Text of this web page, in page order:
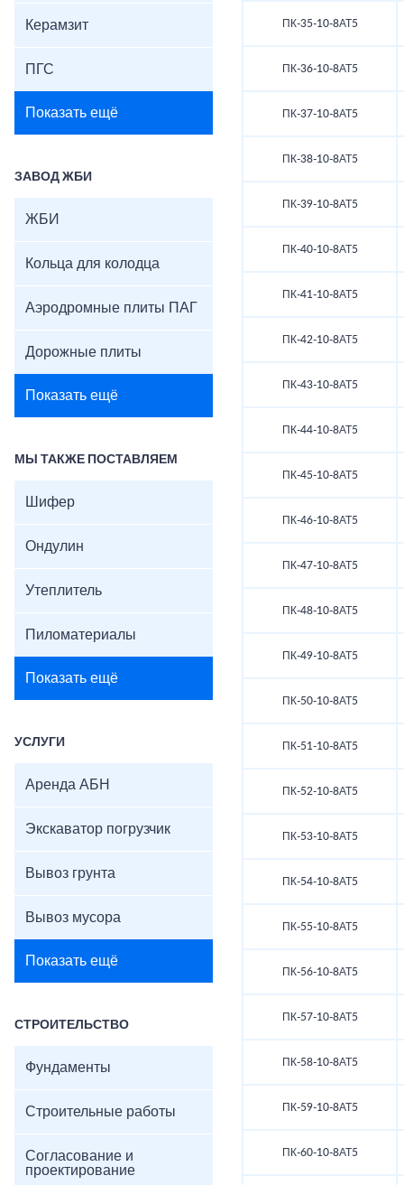
Керамзит
ПГС
Показать ещё
ЗАВОД ЖБИ
ЖБИ
Кольца для колодца
Аэродромные плиты ПАГ
Дорожные плиты
Показать ещё
МЫ ТАКЖЕ ПОСТАВЛЯЕМ
Шифер
Ондулин
Утеплитель
Пиломатериалы
Показать ещё
УСЛУГИ
Аренда АБН
Экскаватор погрузчик
Вывоз грунта
Вывоз мусора
Показать ещё
СТРОИТЕЛЬСТВО
Фундаменты
Строительные работы
Согласование и
проектирование
ПК-35-10-8АТ5
ПК-36-10-8АТ5
ПК-37-10-8АТ5
ПК-38-10-8АТ5
ПК-39-10-8АТ5
ПК-40-10-8АТ5
ПК-41-10-8АТ5
ПК-42-10-8АТ5
ПК-43-10-8АТ5
ПК-44-10-8АТ5
ПК-45-10-8АТ5
ПК-46-10-8АТ5
ПК-47-10-8АТ5
ПК-48-10-8АТ5
ПК-49-10-8АТ5
ПК-50-10-8АТ5
ПК-51-10-8АТ5
ПК-52-10-8АТ5
ПК-53-10-8АТ5
ПК-54-10-8АТ5
ПК-55-10-8АТ5
ПК-56-10-8АТ5
ПК-57-10-8АТ5
ПК-58-10-8АТ5
ПК-59-10-8АТ5
ПК-60-10-8АТ5